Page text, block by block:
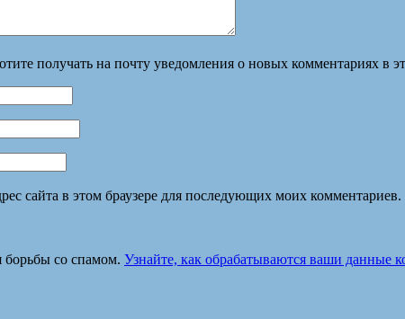
получать на почту уведомления о новых комментариях в
сайта в этом браузере для последующих моих комментариев.
борьбы со спамом. Узнайте, как обрабатываются ваши данные